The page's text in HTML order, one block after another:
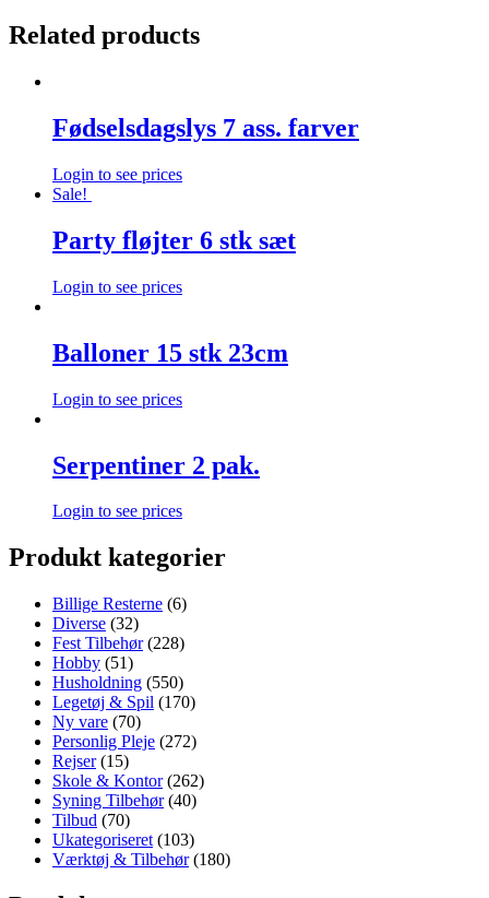
Related products
Fødselsdagslys 7 ass. farver
Login to see prices
Sale!
Party fløjter 6 stk sæt
Login to see prices
Balloner 15 stk 23cm
Login to see prices
Serpentiner 2 pak.
Login to see prices
Produkt kategorier
Billige Resterne (6)
Diverse (32)
Fest Tilbehør (228)
Hobby (51)
Husholdning (550)
Legetøj & Spil (170)
Ny vare (70)
Personlig Pleje (272)
Rejser (15)
Skole & Kontor (262)
Syning Tilbehør (40)
Tilbud (70)
Ukategoriseret (103)
Værktøj & Tilbehør (180)